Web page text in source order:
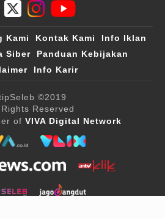
Kami Kontak Kami
Info Iklan
Siber
Panduan Kebijakan
Info Karir
©2019
Reserved
of VIVA Digital Network